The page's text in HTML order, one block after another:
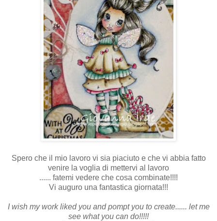
Spero che il mio lavoro vi sia piaciuto e che vi abbia fatto
venire la voglia di mettervi al lavoro
...... fatemi vedere che cosa combinate!!!!
Vi auguro una fantastica giornata!!!
I wish my work liked you and pompt you to create...... let me
see what you can do!!!!!